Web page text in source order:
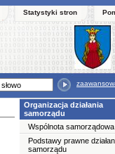
Statystyki stron
Organizacja działania
samorządu
Wspólnota samorządowa
Podstawy prawne
samorządu